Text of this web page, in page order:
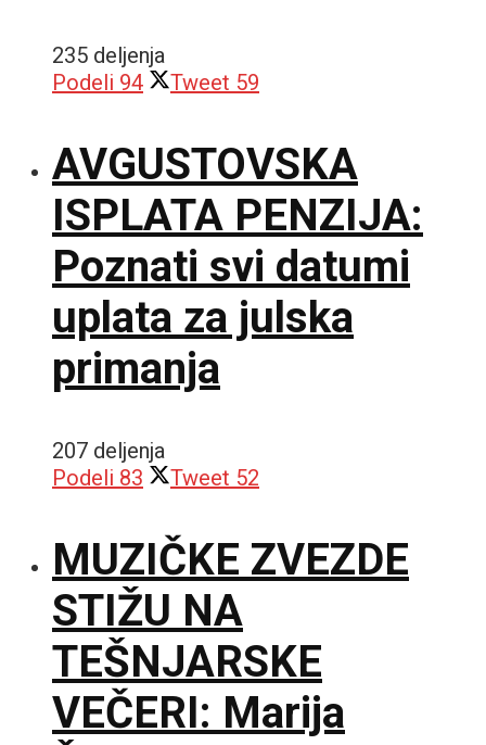
235 deljenja
Podeli 94 Tweet 59
AVGUSTOVSKA
ISPLATA PENZIJA:
Poznati svi datumi
uplata za julska
primanja
207 deljenja
Podeli 83 Tweet 52
MUZIČKE ZVEZDE
STIŽU NA
TEŠNJARSKE
VEČERI: Marija